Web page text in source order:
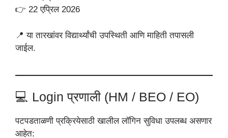
👉 22 एप्रिल 2026
📍 या तारखांवर विद्यार्थ्यांची उपस्थिती आणि माहिती तपासली
जाईल.
💻 Login प्रणाली (HM / BEO / EO)
पटपडताळणी प्रक्रियेसाठी खालील लॉगिन सुविधा उपलब्ध असणार
आहेत: